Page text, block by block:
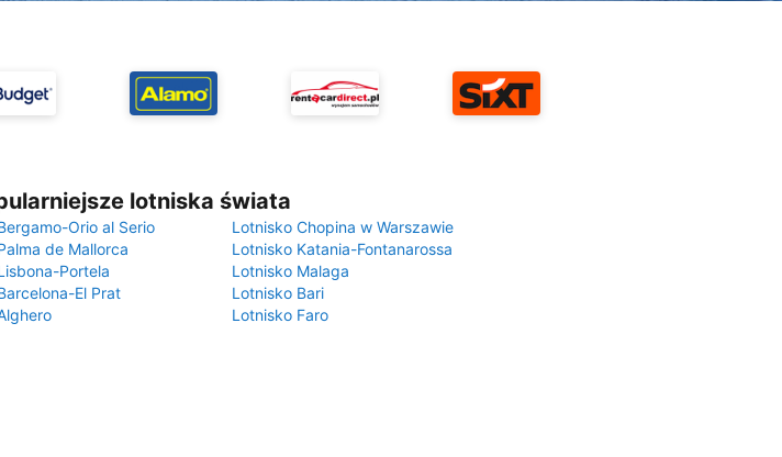
lotniska świata
Orio al Serio
Lotnisko Chopina w Warszawie
de Mallorca
Lotnisko Katania-Fontanarossa
Portela
Lotnisko Malaga
El Prat
Lotnisko Bari
Lotnisko Faro